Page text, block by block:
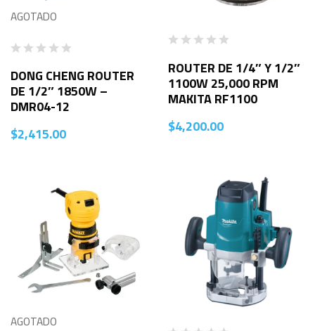
AGOTADO
DONG CHENG ROUTER
DE 1/2″ 1850W –
DMR04-12
$2,415.00
ROUTER DE 1/4″ Y 1/2″
1100W 25,000 RPM
MAKITA RF1100
$4,200.00
AGOTADO